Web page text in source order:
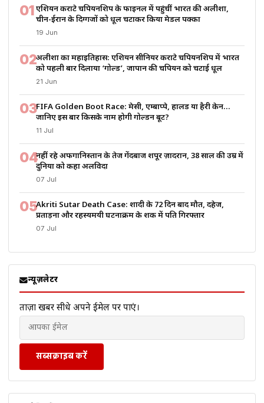
01एशियन कराटे चैंपियनशिप के फाइनल में पहुंचीं भारत की अलीशा,
चीन-ईरान के दिग्गजों को धूल चटाकर किया मेडल पक्का
19 Jun
02अलीशा का महाइतिहास: एशियन सीनियर कराटे चैंपियनशिप में भारत
को पहली बार दिलाया ‘गोल्ड’, जापान की चैंपियन को चटाई धूल
21 Jun
03FIFA Golden Boot Race: मेसी, एम्बाप्पे, हालैंड या हैरी केन…
जानिए इस बार किसके नाम होगी गोल्डन बूट?
11 Jul
04नहीं रहे अफगानिस्तान के तेज गेंदबाज शपूर ज़ादरान, 38 साल की उम्र में
दुनिया को कहा अलविदा
07 Jul
05Akriti Sutar Death Case: शादी के 72 दिन बाद मौत, दहेज,
प्रताड़ना और रहस्यमयी घटनाक्रम के शक में पति गिरफ्तार
07 Jul
न्यूज़लेटर
ताज़ा खबरें सीधे अपने ईमेल पर पाएं।
सब्सक्राइब करें